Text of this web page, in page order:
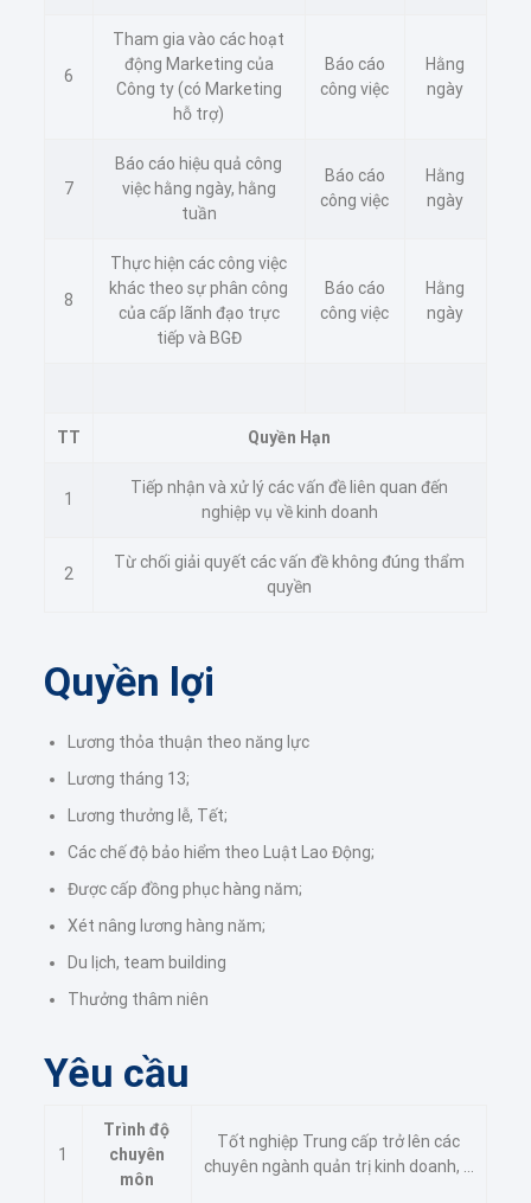
6
Tham gia vào các hoạt
động Marketing của
Công ty (có Marketing
hỗ trợ)
Báo cáo
công việc
Hằng
ngày
7
Báo cáo hiệu quả công
việc hằng ngày, hằng
tuần
Báo cáo
công việc
Hằng
ngày
8
Thực hiện các công việc
khác theo sự phân công
của cấp lãnh đạo trực
tiếp và BGĐ
Báo cáo
công việc
Hằng
ngày
TT Quyền Hạn
1
Tiếp nhận và xử lý các vấn đề liên quan đến
nghiệp vụ về kinh doanh
2
Từ chối giải quyết các vấn đề không đúng thẩm
quyền
Quyền lợi
Lương thỏa thuận theo năng lực
Lương tháng 13;
Lương thưởng lễ, Tết;
Các chế độ bảo hiểm theo Luật Lao Động;
Được cấp đồng phục hàng năm;
Xét nâng lương hàng năm;
Du lịch, team building
Thưởng thâm niên
Yêu cầu
1
Trình độ
chuyên
môn
Tốt nghiệp Trung cấp trở lên các
chuyên ngành quản trị kinh doanh, …